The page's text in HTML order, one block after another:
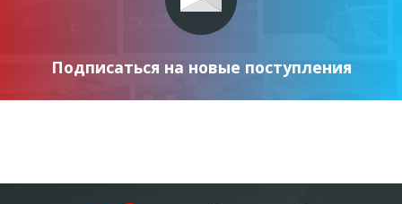
Подписаться на новые поступления